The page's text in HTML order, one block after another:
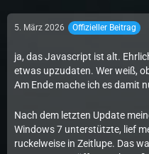
5. März 2026 Offizieller Beitrag
ja, das Javascript ist alt.
etwas upzudaten. Wer weiß,
Am Ende mache ich es damit
Nach dem letzten Update
Windows 7 unterstützte, lief
ruckelweise in Zeitlupe. Das